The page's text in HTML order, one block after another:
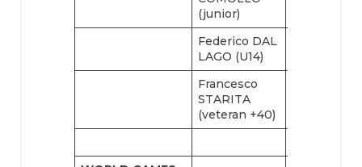
(junior)
Federico DAL
LAGO (U14)
Francesco
STARITA
(veteran +40)